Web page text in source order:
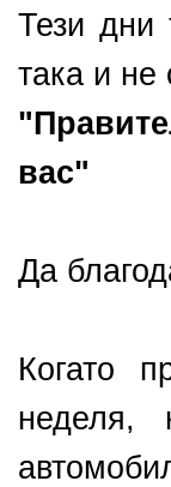
Тези дни
така и не
вас"
Да
Когато
неделя,